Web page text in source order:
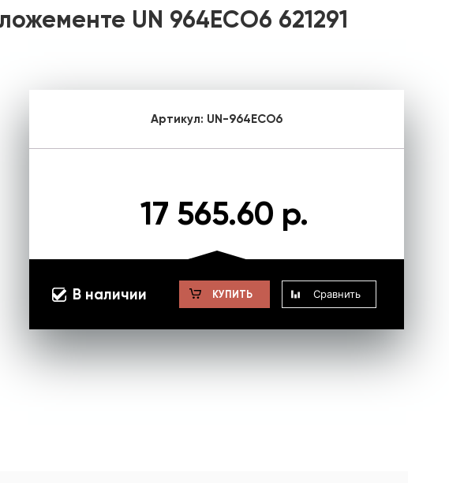
UN 964ECO6 621291
Артикул: UN-964ECO6
17 565.60 р.
В наличии КУПИТЬ Сравнить